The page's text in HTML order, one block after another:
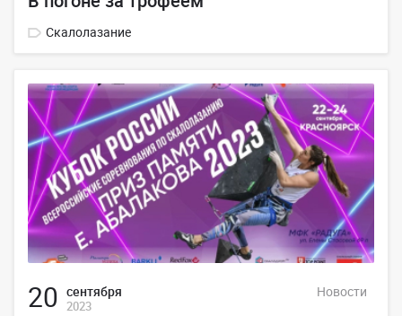
Скалолазание
20 сентября
2023
Новости